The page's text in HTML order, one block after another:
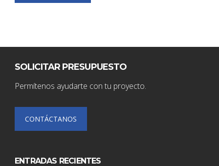
SOLICITAR PRESUPUESTO
Permítenos ayudarte con tu proyecto.
CONTÁCTANOS
ENTRADAS RECIENTES